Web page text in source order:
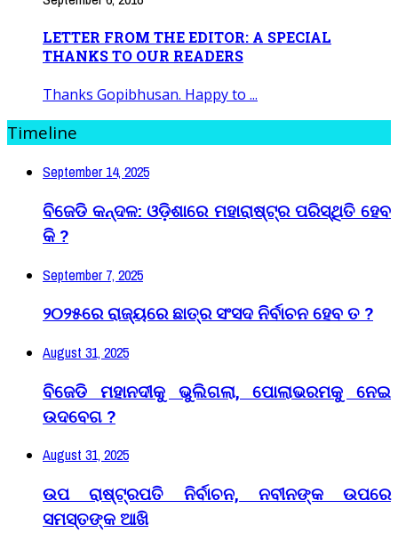
LETTER FROM THE EDITOR: A SPECIAL
THANKS TO OUR READERS
Thanks Gopibhusan. Happy to ...
Timeline
September 14, 2025
ବିଜେଡି କନ୍ଦଳ: ଓଡ଼ିଶାରେ ମହାରାଷ୍ଟ୍ର ପରିସ୍ଥିତି ହେବ
କି ?
September 7, 2025
୨୦୨୫ରେ ରାଜ୍ୟରେ ଛାତ୍ର ସଂସଦ ନିର୍ବାଚନ ହେବ ତ ?
August 31, 2025
ବିଜେଡି ମହାନଦୀକୁ ଭୁଲିଗଲା, ପୋଲାଭରମକୁ ନେଇ
ଉଦବେଗ ?
August 31, 2025
ଉପ ରାଷ୍ଟ୍ରପତି ନିର୍ବାଚନ, ନବୀନଙ୍କ ଉପରେ
ସମସ୍ତଙ୍କ ଆଖି